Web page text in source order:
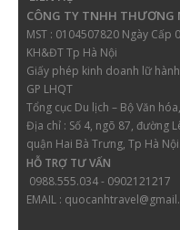
CÔNG TY TNHH THƯƠNG
MST : 0104507820 Ngày Cấp
KH&ĐT Tp Hà Nội
Giấy phép kinh doanh lữ hành
GP LHQT
Tổng cục Du lịch – Bộ Văn
Địa chỉ : Số 4, ngõ 87, đường
quận Hai Bà Trưng, Tp Hà Nội.
HỖ TRỢ TƯ VẤN
0988.555.034 - 0902121217
EMAIL :